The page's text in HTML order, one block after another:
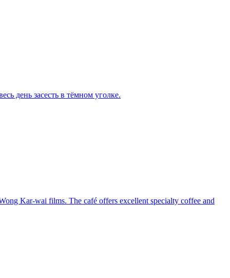
день засесть в тёмном уголке.
Kar-wai films. The café offers excellent specialty coffee and